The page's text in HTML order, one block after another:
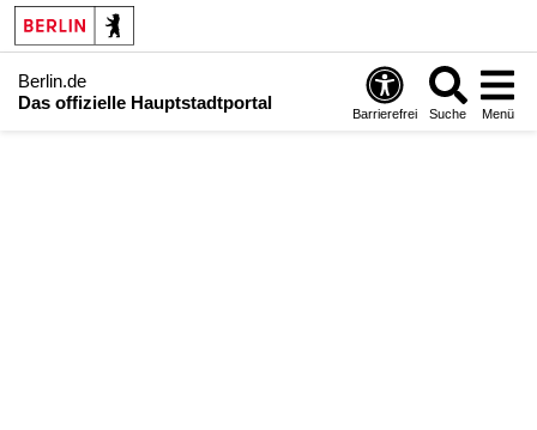
Berlin.de
Das offizielle Hauptstadtportal
Barrierefrei Suche Menü